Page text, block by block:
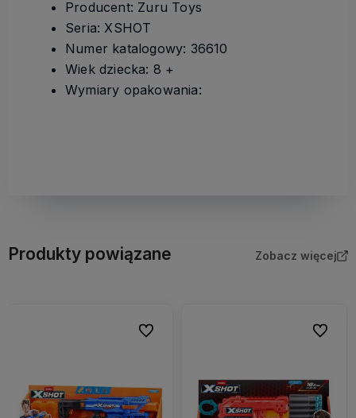
Producent: Zuru Toys
Seria: XSHOT
Numer katalogowy: 36610
Wiek dziecka: 8 +
Wymiary opakowania:
Produkty powiązane Zobacz więcej
Do ulubionych Do